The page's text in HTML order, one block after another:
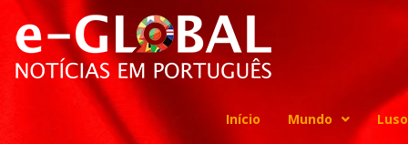
Início Mundo